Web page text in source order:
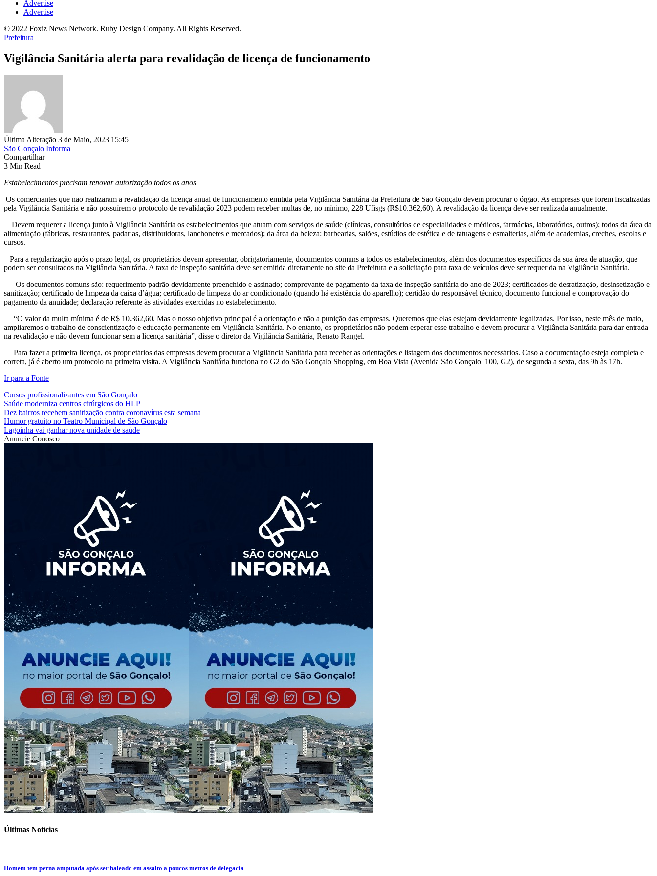
Advertise
Advertise
© 2022 Foxiz News Network. Ruby Design Company. All Rights Reserved.
Prefeitura
Vigilância Sanitária alerta para revalidação de licença de funcionamento
Última Alteração 3 de Maio, 2023 15:45
São Gonçalo Informa
Compartilhar
3 Min Read
Estabelecimentos precisam renovar autorização todos os anos
Os comerciantes que não realizaram a revalidação da licença anual de funcionamento emitida pela Vigilância Sanitária da Prefeitura de São Gonçalo devem procurar o órgão. As empresas que forem fiscalizadas
pela Vigilância Sanitária e não possuírem o protocolo de revalidação 2023 podem receber multas de, no mínimo, 228 Ufisgs (R$10.362,60). A revalidação da licença deve ser realizada anualmente.
Devem requerer a licença junto à Vigilância Sanitária os estabelecimentos que atuam com serviços de saúde (clínicas, consultórios de especialidades e médicos, farmácias, laboratórios, outros); todos da área da
alimentação (fábricas, restaurantes, padarias, distribuidoras, lanchonetes e mercados); da área da beleza: barbearias, salões, estúdios de estética e de tatuagens e esmalterias, além de academias, creches, escolas e
cursos.
Para a regularização após o prazo legal, os proprietários devem apresentar, obrigatoriamente, documentos comuns a todos os estabelecimentos, além dos documentos específicos da sua área de atuação, que
podem ser consultados na Vigilância Sanitária. A taxa de inspeção sanitária deve ser emitida diretamente no site da Prefeitura e a solicitação para taxa de veículos deve ser requerida na Vigilância Sanitária.
Os documentos comuns são: requerimento padrão devidamente preenchido e assinado; comprovante de pagamento da taxa de inspeção sanitária do ano de 2023; certificados de desratização, desinsetização e
sanitização; certificado de limpeza da caixa d’água; certificado de limpeza do ar condicionado (quando há existência do aparelho); certidão do responsável técnico, documento funcional e comprovação do
pagamento da anuidade; declaração referente às atividades exercidas no estabelecimento.
“O valor da multa mínima é de R$ 10.362,60. Mas o nosso objetivo principal é a orientação e não a punição das empresas. Queremos que elas estejam devidamente legalizadas. Por isso, neste mês de maio,
ampliaremos o trabalho de conscientização e educação permanente em Vigilância Sanitária. No entanto, os proprietários não podem esperar esse trabalho e devem procurar a Vigilância Sanitária para dar entrada
na revalidação e não devem funcionar sem a licença sanitária”, disse o diretor da Vigilância Sanitária, Renato Rangel.
Para fazer a primeira licença, os proprietários das empresas devem procurar a Vigilância Sanitária para receber as orientações e listagem dos documentos necessários. Caso a documentação esteja completa e
correta, já é aberto um protocolo na primeira visita. A Vigilância Sanitária funciona no G2 do São Gonçalo Shopping, em Boa Vista (Avenida São Gonçalo, 100, G2), de segunda a sexta, das 9h às 17h.
Ir para a Fonte
Cursos profissionalizantes em São Gonçalo
Saúde moderniza centros cirúrgicos do HLP
Dez bairros recebem sanitização contra coronavírus esta semana
Humor gratuito no Teatro Municipal de São Gonçalo
Lagoinha vai ganhar nova unidade de saúde
Anuncie Conosco
Últimas Notícias
Homem tem perna amputada após ser baleado em assalto a poucos metros de delegacia